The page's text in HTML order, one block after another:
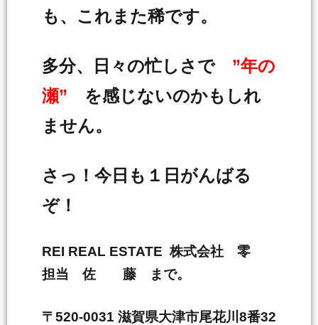
も、これまた稀です。
多分、日々の忙しさで ”年の
瀬” を感じないのかもしれ
ません。
さっ！今日も１日がんばる
ぞ！
REI REAL ESTATE 株式会社 零
担当 佐 藤 まで。
〒520-0031 滋賀県大津市尾花川8番32